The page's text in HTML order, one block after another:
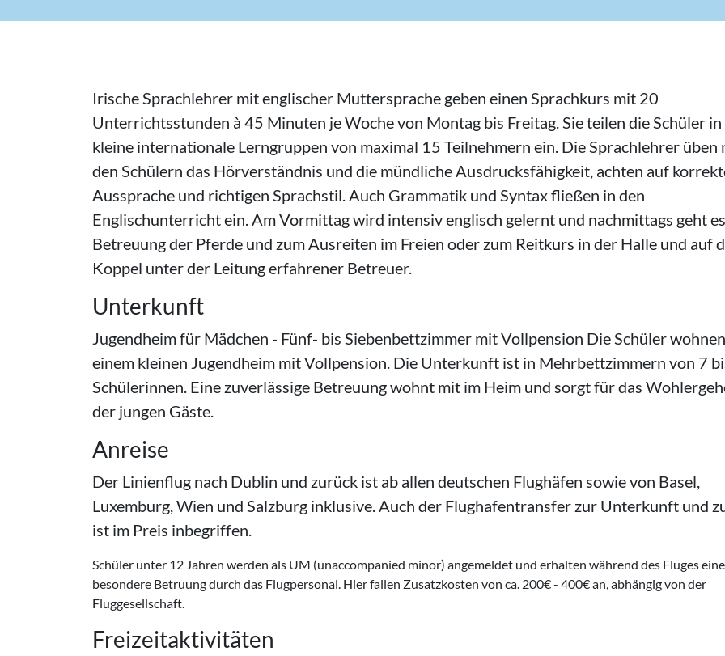
Irische Sprachlehrer mit englischer Muttersprache geben einen Sprachkurs mit 20
Unterrichtsstunden à 45 Minuten je Woche von Montag bis Freitag. Sie teilen die Schüler in
kleine internationale Lerngruppen von maximal 15 Teilnehmern ein. Die Sprachlehrer üben
den Schülern das Hörverständnis und die mündliche Ausdrucksfähigkeit, achten auf
Aussprache und richtigen Sprachstil. Auch Grammatik und Syntax fließen in den
Englischunterricht ein. Am Vormittag wird intensiv englisch gelernt und nachmittags geht
Betreuung der Pferde und zum Ausreiten im Freien oder zum Reitkurs in der Halle und auf
Koppel unter der Leitung erfahrener Betreuer.
Unterkunft
Jugendheim für Mädchen - Fünf- bis Siebenbettzimmer mit Vollpension Die Schüler
einem kleinen Jugendheim mit Vollpension. Die Unterkunft ist in Mehrbettzimmern von 7
Schülerinnen. Eine zuverlässige Betreuung wohnt mit im Heim und sorgt für das
der jungen Gäste.
Anreise
Der Linienflug nach Dublin und zurück ist ab allen deutschen Flughäfen sowie von Basel,
Luxemburg, Wien und Salzburg inklusive. Auch der Flughafentransfer zur Unterkunft und
ist im Preis inbegriffen.
Schüler unter 12 Jahren werden als UM (unaccompanied minor) angemeldet und erhalten während des Fluges eine
besondere Betruung durch das Flugpersonal. Hier fallen Zusatzkosten von ca. 200€ - 400€ an, abhängig von der
Fluggesellschaft.
Freizeitaktivitäten